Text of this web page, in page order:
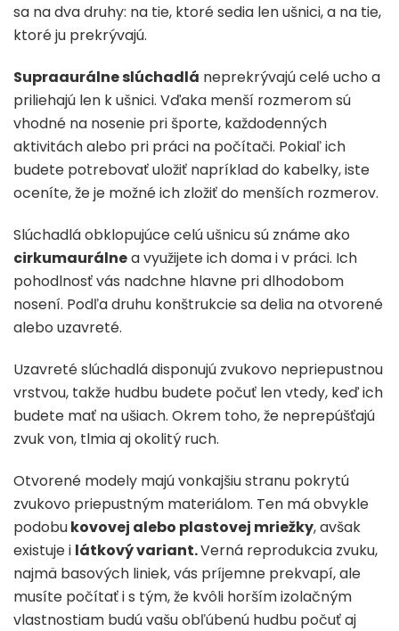
sa na dva druhy: na tie, ktoré sedia len ušnici, a na tie,
ktoré ju prekrývajú.
Supraaurálne slúchadlá neprekrývajú celé ucho a
priliehajú len k ušnici. Vďaka menší rozmerom sú
vhodné na nosenie pri športe, každodenných
aktivitách alebo pri práci na počítači. Pokiaľ ich
budete potrebovať uložiť napríklad do kabelky, iste
oceníte, že je možné ich zložiť do menších rozmerov.
Slúchadlá obklopujúce celú ušnicu sú známe ako
cirkumaurálnea využijete ich doma i v práci. Ich
pohodlnosť vás nadchne hlavne pri dlhodobom
nosení. Podľa druhu konštrukcie sa delia na otvorené
alebo uzavreté.
Uzavreté slúchadlá disponujú zvukovo nepriepustnou
vrstvou, takže hudbu budete počuť len vtedy, keď ich
budete mať na ušiach. Okrem toho, že neprepúšťajú
zvuk von, tlmia aj okolitý ruch.
Otvorené modely majú vonkajšiu stranu pokrytú
zvukovo priepustným materiálom. Ten má obvykle
podobukovovej alebo plastovej mriežky, avšak
existuje i látkový variant.Verná reprodukcia zvuku,
najmä basových liniek, vás príjemne prekvapí, ale
musíte počítať i s tým, že kvôli horším izolačným
vlastnostiam budú vašu obľúbenú hudbu počuť aj